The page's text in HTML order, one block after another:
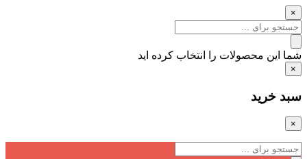
×
شما این محصولات را انتخاب کرده اید
×
سبد خرید
×